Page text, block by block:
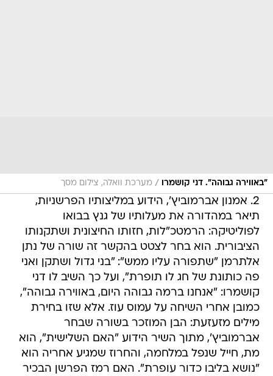
"באווירה גבוהה". דני קושמרו / מערכת וואלה, צילום מסך
2. אמנון אברמוביץ', הידוע במליצותיו הפרשניות,
תיאר במהדורה את מעלותיו של גנץ בבואו
לפוליטיקה: הרמטכ"לות, חזותו החיצונית ושתקנותו
הציבורית. הוא בחר לצטט בהקשר זה שורה של נתן
אלתרמן "שתפורה עליו ממש": "בני גדול ושתקן ואני
פה כותונת של חג לו תופרת", ועל כך השיב לו דני
קושמרו: "אנחנו ברמה גבוהה היום, באווירה גבוהה",
כמובן אחרי השיחה על עמוס עוז. אלא שזו בחירת
מילים מזעזעת: הבן המוזכר בשורה שבחר
אברמוביץ', מתוך השיר הידוע "האם השלישית", הוא
מת, חייל שנפל במלחמה, והחרוז שמגיע אחריה הוא
"נושא בליבו כדור עופרת". האם רמז הפרשן הבכיר